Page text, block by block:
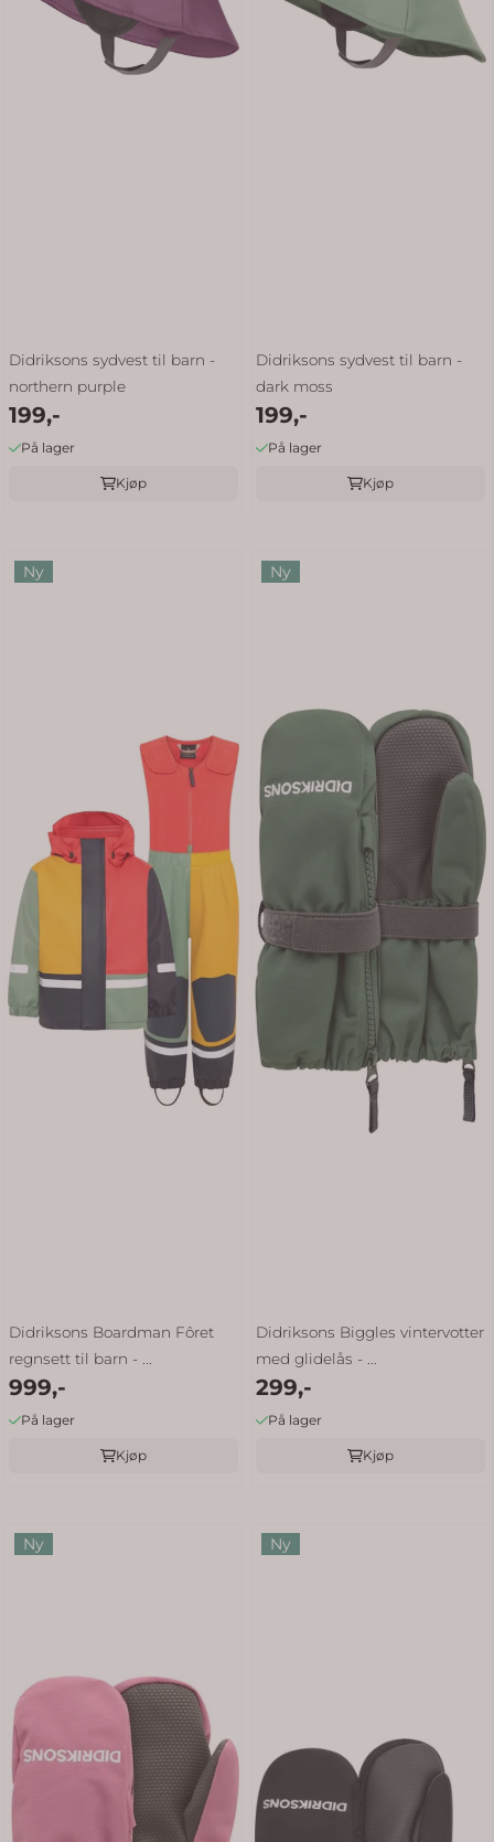
Didriksons sydvest til barn -
northern purple
199,-
På lager
Kjøp
Didriksons sydvest til barn -
dark moss
199,-
På lager
Kjøp
Ny
Didriksons Boardman Fôret
regnsett til barn - ...
999,-
På lager
Kjøp
Ny
Didriksons Biggles vintervotter
med glidelås - ...
299,-
På lager
Kjøp
Ny Ny